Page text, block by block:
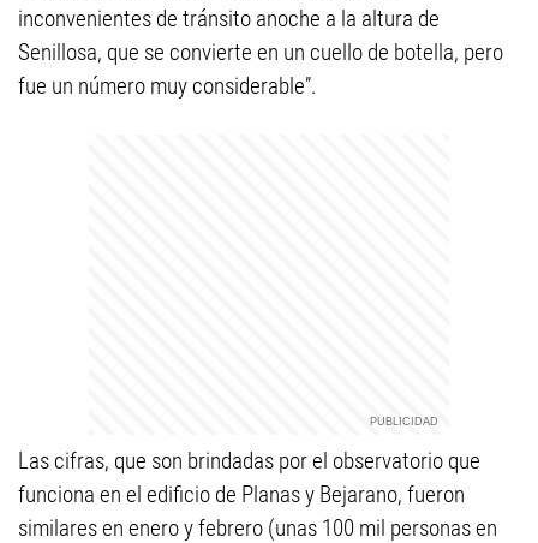
inconvenientes de tránsito anoche a la altura de
Senillosa, que se convierte en un cuello de botella, pero
fue un número muy considerable”.
Las cifras, que son brindadas por el observatorio que
funciona en el edificio de Planas y Bejarano, fueron
similares en enero y febrero (unas 100 mil personas en